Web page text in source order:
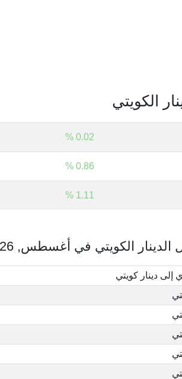
الكويتي
0.02 %
0.86 %
1.11 %